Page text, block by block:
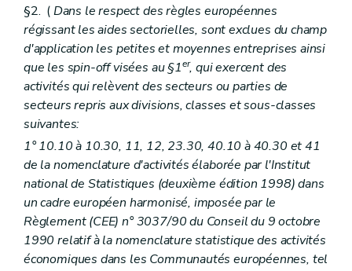
§2. (Dans le respect des règles européennes
régissant les aides sectorielles, sont exclues du champ
d'application les petites et moyennes entreprises ainsi
que les spin-off visées au §1er, qui exercent des
activités qui relèvent des secteurs ou parties de
secteurs repris aux divisions, classes et sous-classes
suivantes:
1° 10.10 à 10.30, 11, 12, 23.30, 40.10 à 40.30 et 41
de la nomenclature d'activités élaborée par l'Institut
national de Statistiques (deuxième édition 1998) dans
un cadre européen harmonisé, imposée par le
Règlement (CEE) n° 3037/90 du Conseil du 9 octobre
1990 relatif à la nomenclature statistique des activités
économiques dans les Communautés européennes, tel